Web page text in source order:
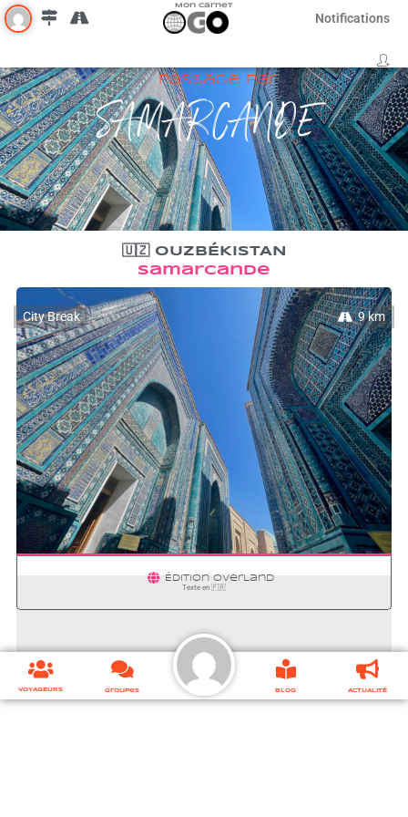
Mon Carnet
Notifications
Passage par
SAMARCANDE
🇺🇿 OUZBÉKISTAN
Samarcande
City Break 9 km
Édition OverLand
Texte en 🇫🇷
VOYAGEURS Groupes Blog ACTUALITÉ